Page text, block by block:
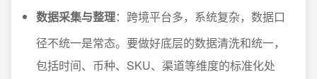
数据采集与整理：跨境平台多，系统复杂，数据口
径不统一是常态。要做好底层的数据清洗和统一，
包括时间、币种、SKU、渠道等维度的标准化处